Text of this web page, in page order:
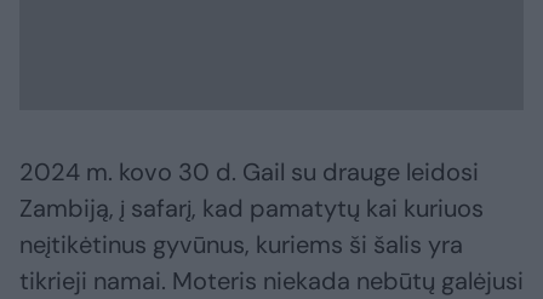
2024 m. kovo 30 d. Gail su drauge leidosi
Zambiją, į safarį, kad pamatytų kai kuriuos
neįtikėtinus gyvūnus, kuriems ši šalis yra
tikrieji namai. Moteris niekada nebūtų galėjusi